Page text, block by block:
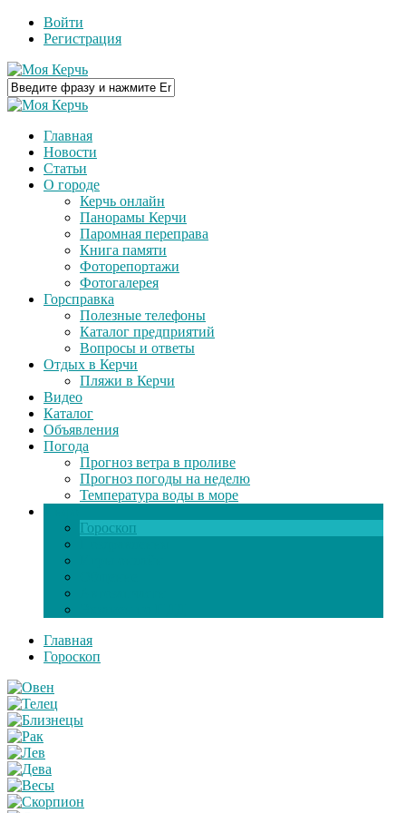
Войти
Регистрация
Главная
Новости
Статьи
О городе
Керчь онлайн
Панорамы Керчи
Паромная переправа
Книга памяти
Фоторепортажи
Фотогалерея
Горсправка
Полезные телефоны
Каталог предприятий
Вопросы и ответы
Отдых в Керчи
Пляжи в Керчи
Видео
Каталог
Объявления
Погода
Прогноз ветра в проливе
Прогноз погоды на неделю
Температура воды в море
Гороскоп
Главная
Гороскоп